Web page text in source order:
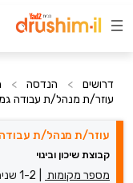
דרושים > הנדסה >
עוזר/ת מנהל/ת עבודה
עוזר/ת מנהל/ת
קבוצת שיכון ובינוי
מספר מקומות 1-2 שנים